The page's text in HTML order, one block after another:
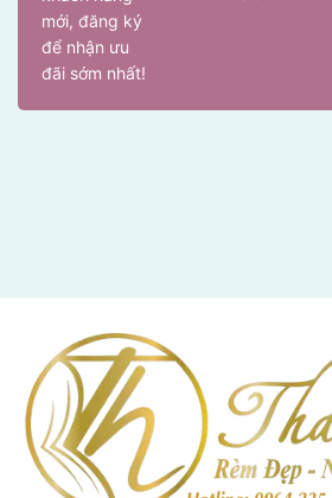
mới, đăng ký
để nhận ưu
đãi sớm nhất!